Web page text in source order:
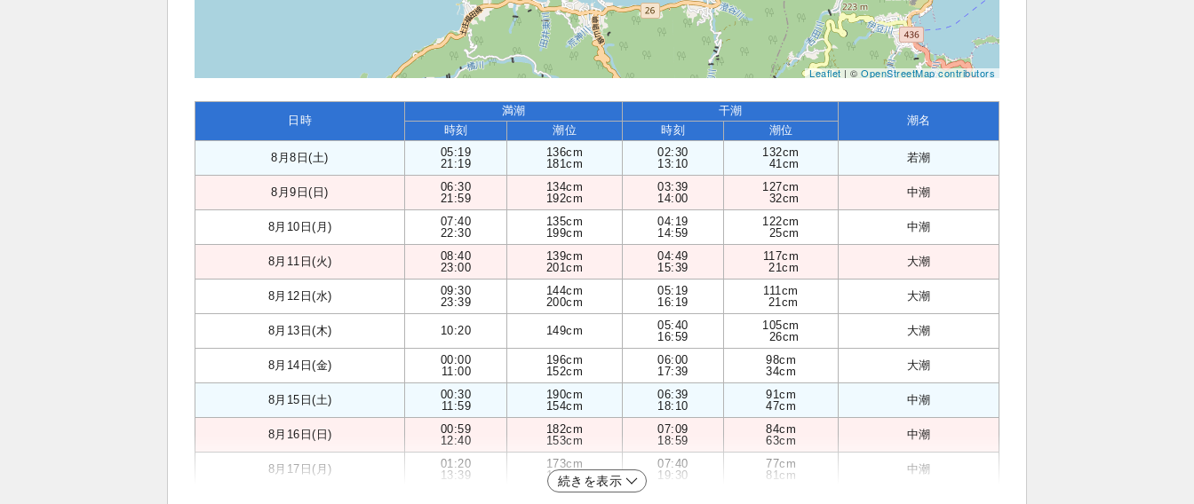
Leaflet| ©OpenStreetMap contributors
日時
満潮 干潮
潮名
時刻 潮位 時刻 潮位
8月8日(土)
05:19
21:19
136cm
181cm
02:30
13:10
132cm
41cm
若潮
8月9日(日)
06:30
21:59
134cm
192cm
03:39
14:00
127cm
32cm
中潮
8月10日(月)
07:40
22:30
135cm
199cm
04:19
14:59
122cm
25cm
中潮
8月11日(火)
08:40
23:00
139cm
201cm
04:49
15:39
117cm
21cm
大潮
8月12日(水)
09:30
23:39
144cm
200cm
05:19
16:19
111cm
21cm
大潮
8月13日(木) 10:20 149cm
05:40
16:59
105cm
26cm
大潮
8月14日(金)
00:00
11:00
196cm
152cm
06:00
17:39
98cm
34cm
大潮
8月15日(土)
00:30
11:59
190cm
154cm
06:39
18:10
91cm
47cm
中潮
8月16日(日)
00:59
12:40
182cm
153cm
07:09
18:59
84cm
63cm
中潮
8月17日(月)
01:20
13:39
173cm
151cm
07:40
19:30
77cm
81cm
中潮
続きを表示